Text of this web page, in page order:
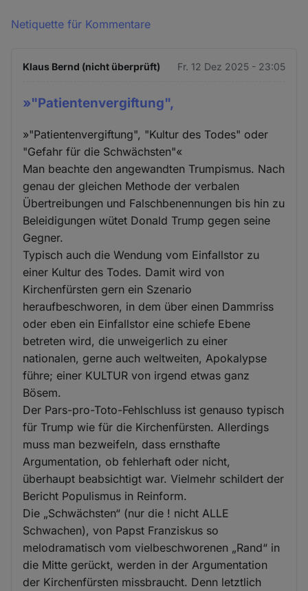
Netiquette für Kommentare
Klaus Bernd (nicht überprüft) Fr. 12 Dez 2025 - 23:05
»"Patientenvergiftung",
»"Patientenvergiftung", "Kultur des Todes" oder
"Gefahr für die Schwächsten"«
Man beachte den angewandten Trumpismus. Nach
genau der gleichen Methode der verbalen
Übertreibungen und Falschbenennungen bis hin zu
Beleidigungen wütet Donald Trump gegen seine
Gegner.
Typisch auch die Wendung vom Einfallstor zu
einer Kultur des Todes. Damit wird von
Kirchenfürsten gern ein Szenario
heraufbeschworen, in dem über einen Dammriss
oder eben ein Einfallstor eine schiefe Ebene
betreten wird, die unweigerlich zu einer
nationalen, gerne auch weltweiten, Apokalypse
führe; einer KULTUR von irgend etwas ganz
Bösem.
Der Pars-pro-Toto-Fehlschluss ist genauso typisch
für Trump wie für die Kirchenfürsten. Allerdings
muss man bezweifeln, dass ernsthafte
Argumentation, ob fehlerhaft oder nicht,
überhaupt beabsichtigt war. Vielmehr schildert der
Bericht Populismus in Reinform.
Die „Schwächsten“ (nur die ! nicht ALLE
Schwachen), von Papst Franziskus so
melodramatisch vom vielbeschworenen „Rand“ in
die Mitte gerückt, werden in der Argumentation
der Kirchenfürsten missbraucht. Denn letztlich